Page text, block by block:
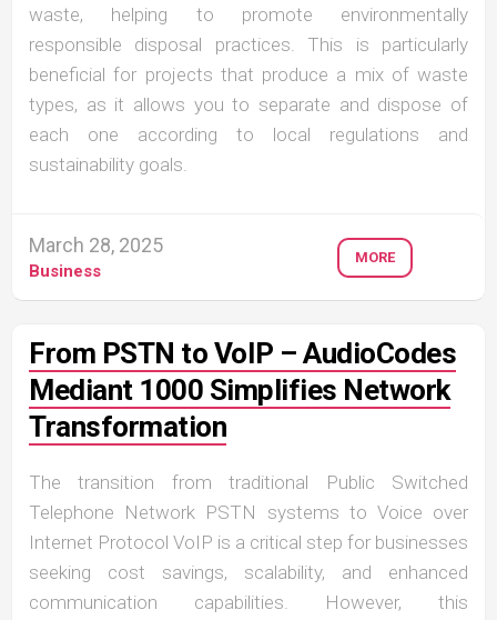
waste, helping to promote environmentally
responsible disposal practices. This is particularly
beneficial for projects that produce a mix of waste
types, as it allows you to separate and dispose of
each one according to local regulations and
sustainability goals.
March 28, 2025
Business
MORE
From PSTN to VoIP – AudioCodes
Mediant 1000 Simplifies Network
Transformation
The transition from traditional Public Switched
Telephone Network PSTN systems to Voice over
Internet Protocol VoIP is a critical step for businesses
seeking cost savings, scalability, and enhanced
communication capabilities. However, this